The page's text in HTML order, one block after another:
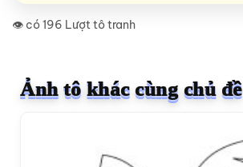
👁️ có 196 Lượt tô tranh
Ảnh tô khác cùng chủ đề